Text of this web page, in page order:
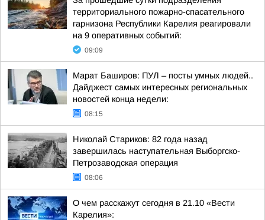
территориального пожарно-спасательного
гарнизона Республики Карелия реагировали
на 9 оперативных событий:
09:09
Марат Баширов: ПУЛ – посты умных людей..
Дайджест самых интересных региональных
новостей конца недели:
08:15
Николай Стариков: 82 года назад
завершилась наступательная Выборгско-
Петрозаводская операция
08:06
О чем расскажут сегодня в 21.10 «Вести
Карелия»: